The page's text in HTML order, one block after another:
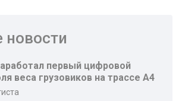
новости
первый цифровой
веса грузовиков на трассе A4